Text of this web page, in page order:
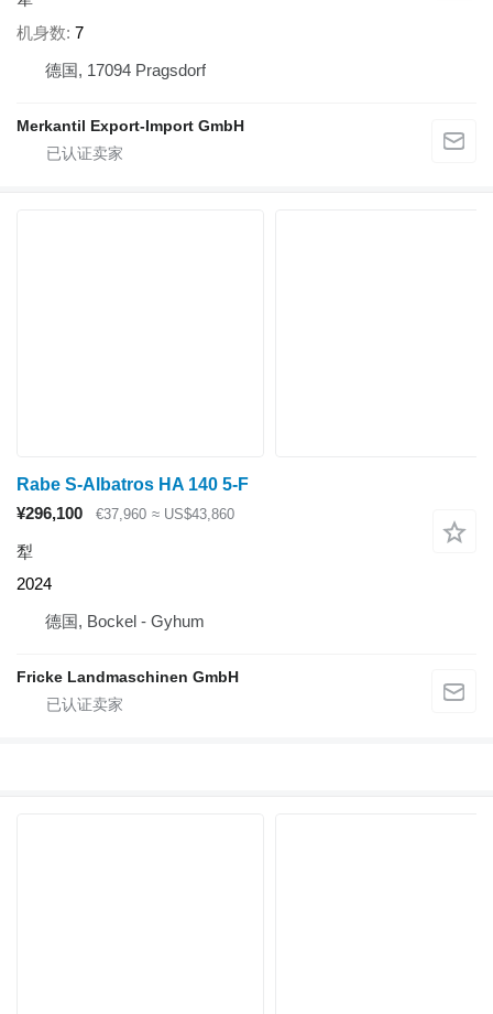
机身数 7
德国, 17094 Pragsdorf
Merkantil Export-Import GmbH
Rabe S-Albatros HA 140 5-F
¥296,100
€37,960 ≈ US$43,860
犁
2024
德国, Bockel - Gyhum
Fricke Landmaschinen GmbH